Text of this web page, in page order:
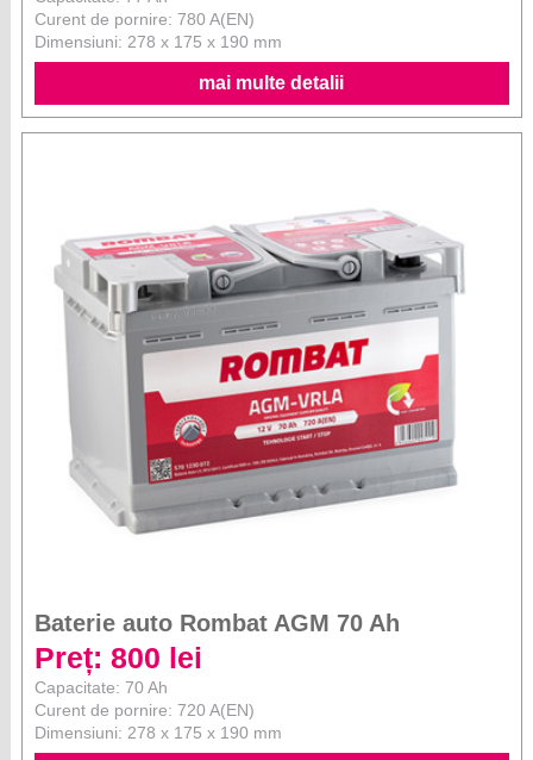
Curent de pornire: 780 A(EN)
Dimensiuni: 278 x 175 x 190 mm
mai multe detalii
Baterie auto Rombat AGM 70 Ah
Preț: 800 lei
Capacitate: 70 Ah
Curent de pornire: 720 A(EN)
Dimensiuni: 278 x 175 x 190 mm